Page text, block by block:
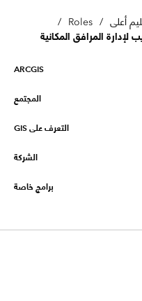
أعلى /
Roles
/
المرافق المكانية
ARCGIS
المجتمع
التعرف على GIS
الشركة
برامج خاصة